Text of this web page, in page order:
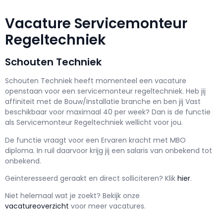
Vacature Servicemonteur
Regeltechniek
Schouten Techniek
Schouten Techniek heeft momenteel een vacature
openstaan voor een servicemonteur regeltechniek. Heb jij
affiniteit met de Bouw/Installatie branche en ben jij Vast
beschikbaar voor maximaal 40 per week? Dan is de functie
als Servicemonteur Regeltechniek wellicht voor jou.
De functie vraagt voor een Ervaren kracht met MBO
diploma. In ruil daarvoor krijg jij een salaris van onbekend tot
onbekend.
Geïnteresseerd geraakt en direct solliciteren? Klik hier.
Niet helemaal wat je zoekt? Bekijk onze
vacatureoverzicht voor meer vacatures.